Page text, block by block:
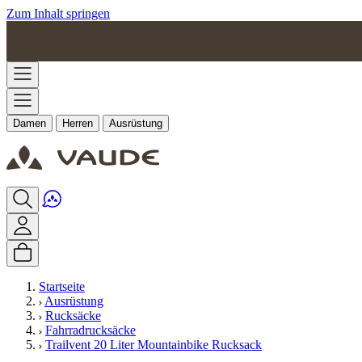
Zum Inhalt springen
Damen Herren Ausrüstung
Startseite
Ausrüstung
Rucksäcke
Fahrradrucksäcke
Trailvent 20 Liter Mountainbike Rucksack